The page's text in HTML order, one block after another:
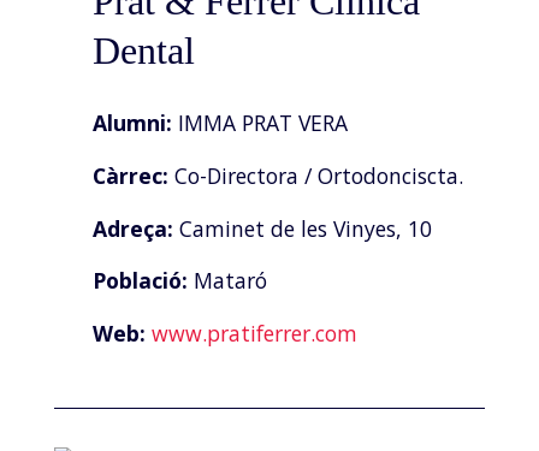
Dental
Alumni: IMMA PRAT VERA
Càrrec: Co-Directora / Ortodonciscta.
Adreça: Caminet de les Vinyes, 10
Població: Mataró
Web: www.pratiferrer.com